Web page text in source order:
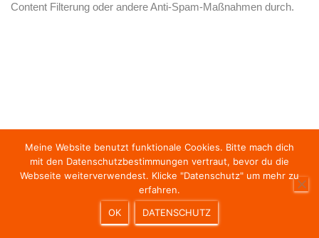
Content Filterung oder andere Anti-Spam-Maßnahmen durch.
HOME NEWS SOUND OF MAC.ALICIOUS
IMPRESSUM & DATENSCHUTZ
Meine Website benutzt funktionale Cookies. Bitte mach dich
mit den Datenschutzbestimmungen vertraut, bevor du die
Webseite weiterverwendest. Klicke "Datenschutz" um mehr zu
erfahren.
OK
DATENSCHUTZ